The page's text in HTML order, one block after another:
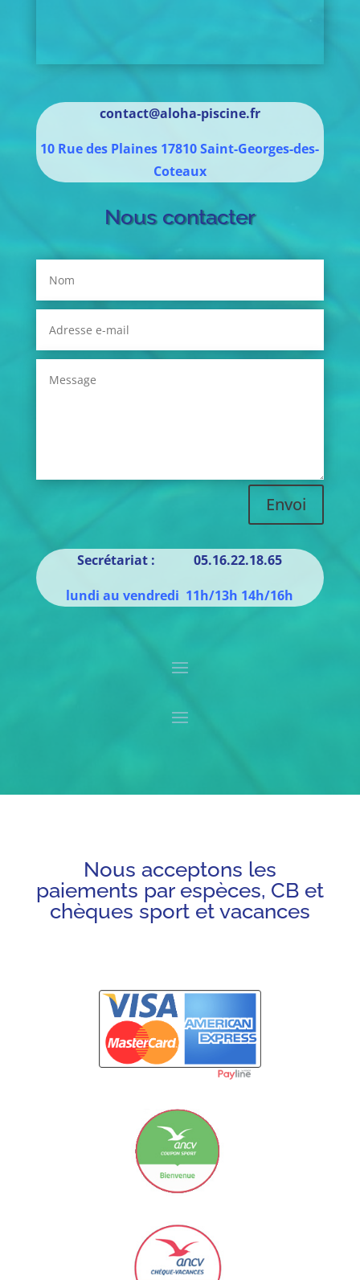
contact@aloha-piscine.fr
10 Rue des Plaines 17810Saint-Georges-des-
Coteaux
Nous contacter
Envoi
Secrétariat : 05.16.22.18.65
lundi au vendredi 11h/13h 14h/16h
Nous acceptons les
paiements par espèces, CB et
chèques sport et vacances
Carte Bancaire